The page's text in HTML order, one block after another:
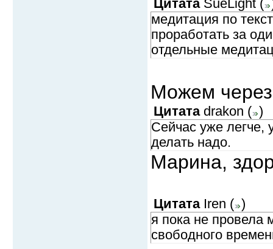
Цитата SueLight (
медитация по
проработать за
отдельные
Можем
Цитата drakon ( )
Сейчас уже легче,
делать надо.
Марина,
Цитата Iren ( )
я пока не провела
свободного